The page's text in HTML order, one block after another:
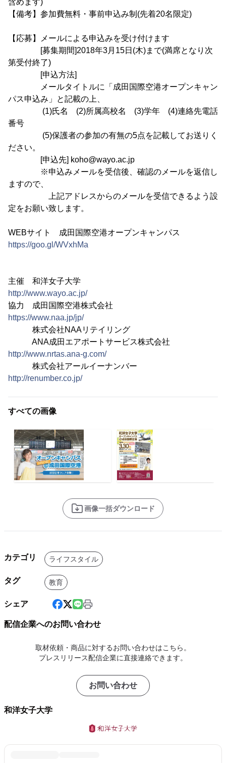
含めます)
【備考】参加費無料・事前申込み制(先着20名限定)
【応募】メールによる申込みを受け付けます
[募集期間]2018年3月15日(木)まで(満席となり次
第受付終了)
[申込方法]
メールタイトルに「成田国際空港オープンキャン
パス申込み」と記載の上、
(1)氏名 (2)所属高校名 (3)学年 (4)連絡先電話
番号
(5)保護者の参加の有無の5点を記載してお送りく
ださい。
[申込先] koho@wayo.ac.jp
※申込みメールを受信後、確認のメールを返信し
ますので、
上記アドレスからのメールを受信できるよう設
定をお願い致します。
WEBサイト 成田国際空港オープンキャンパス
https://goo.gl/WVxhMa
主催 和洋女子大学
http://www.wayo.ac.jp/
協力 成田国際空港株式会社
https://www.naa.jp/jp/
株式会社NAAリテイリング
ANA成田エアポートサービス株式会社
http://www.nrtas.ana-g.com/
株式会社アールイーナンバー
http://renumber.co.jp/
すべての画像
画像一括ダウンロード
カテゴリ ライフスタイル
タグ 教育
シェア
配信企業へのお問い合わせ
取材依頼・商品に対するお問い合わせはこちら。
プレスリリース配信企業に直接連絡できます。
お問い合わせ
和洋女子大学